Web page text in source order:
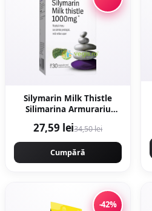
Silymarin Milk Thistle
Silimarina Armurariu
27,59 lei34,50 lei
Cumpără
-42%